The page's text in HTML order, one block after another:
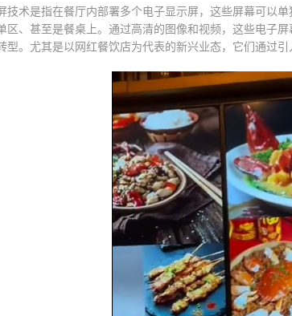
技术是指在餐厅内部署多个电子显示屏，这些屏幕可以
区、甚至是餐桌上。通过高清的图像和视频，这些电子
型。尤其是以网红餐饮店为代表的新兴业态，它们通过